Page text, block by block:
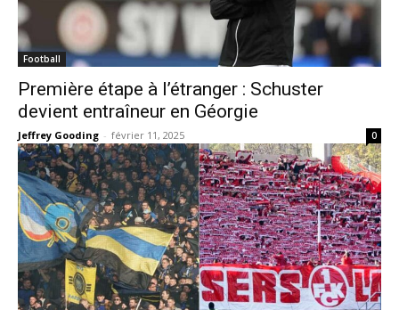
Football
Première étape à l’étranger : Schuster
devient entraîneur en Géorgie
Jeffrey Gooding - février 11, 2025 0